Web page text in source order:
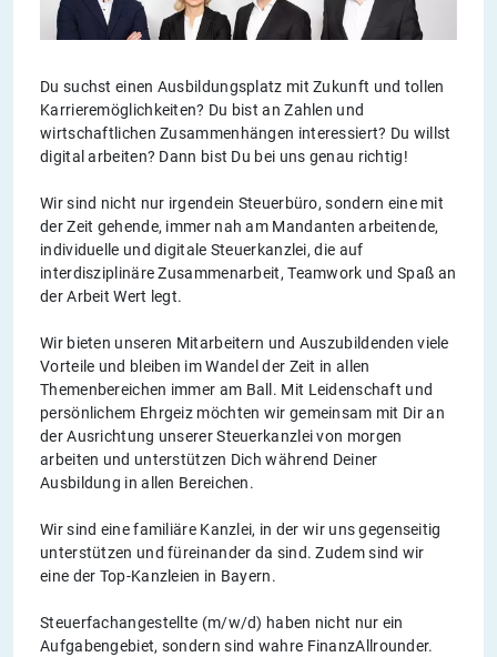
Du suchst einen Ausbildungsplatz mit Zukunft und tollen
Karrieremöglichkeiten? Du bist an Zahlen und
wirtschaftlichen Zusammenhängen interessiert? Du willst
digital arbeiten? Dann bist Du bei uns genau richtig!
Wir sind nicht nur irgendein Steuerbüro, sondern eine mit
der Zeit gehende, immer nah am Mandanten arbeitende,
individuelle und digitale Steuerkanzlei, die auf
interdisziplinäre Zusammenarbeit, Teamwork und Spaß an
der Arbeit Wert legt.
Wir bieten unseren Mitarbeitern und Auszubildenden viele
Vorteile und bleiben im Wandel der Zeit in allen
Themenbereichen immer am Ball. Mit Leidenschaft und
persönlichem Ehrgeiz möchten wir gemeinsam mit Dir an
der Ausrichtung unserer Steuerkanzlei von morgen
arbeiten und unterstützen Dich während Deiner
Ausbildung in allen Bereichen.
Wir sind eine familiäre Kanzlei, in der wir uns gegenseitig
unterstützen und füreinander da sind. Zudem sind wir
eine der Top-Kanzleien in Bayern.
Steuerfachangestellte (m/w/d) haben nicht nur ein
Aufgabengebiet, sondern sind wahre FinanzAllrounder.